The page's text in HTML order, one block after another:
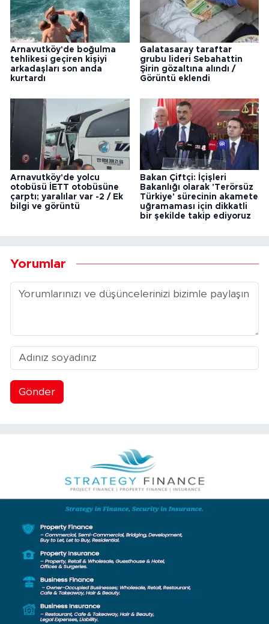
Arnavutköy'de boğulma
tehlikesi geçiren kişiyi
arkadaşları son anda
kurtardı
Galatasaray taraftar
grubu lideri Sebahattin
Şirin gözaltına alındı /
Görüntü eklendi
Arnavutköy'de yolcu
otobüsü İETT otobüsüne
çarptı; yaralılar var -2 / Ek
bilgi ve görüntü
Bakan Çiftçi: İçişleri
Bakanlığı olarak 'Terörsüz
Türkiye' sürecinin akamete
uğramaması için dikkatli
bir şekilde takip ediyoruz
Yorumlar
Gönder